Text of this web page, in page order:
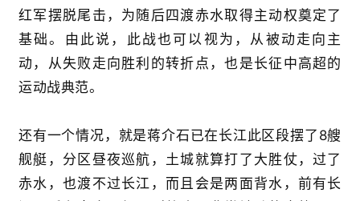
红军摆脱尾击，为随后四渡赤水取得主动权奠定了
基础。由此说，此战也可以视为，从被动走向主
动，从失败走向胜利的转折点，也是长征中高超的
运动战典范。
还有一个情况，就是蒋介石已在长江此区段摆了8艘
舰艇，分区昼夜巡航，土城就算打了大胜仗，过了
赤水，也渡不过长江，而且会是两面背水，前有长